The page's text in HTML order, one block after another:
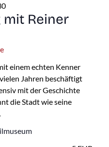
Reiner
einem echten Kenner
Jahren beschäftigt
mit der Geschichte
die Stadt wie seine